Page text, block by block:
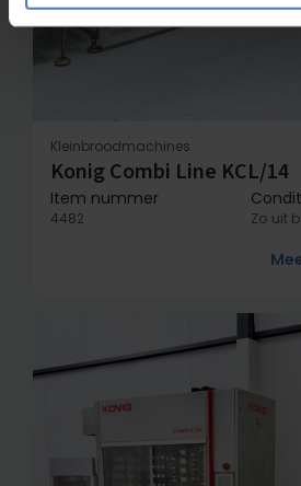
Kleinbroodmachines
Konig Combi Line KCL/14
Item nummer
4482 Zo uit